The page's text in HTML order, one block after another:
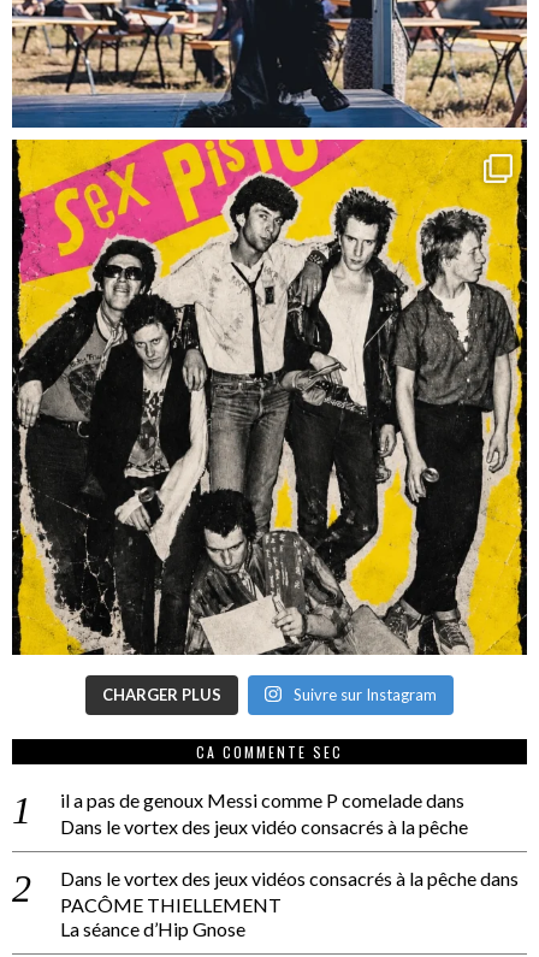
CHARGER PLUS Suivre sur Instagram
CA COMMENTE SEC
il a pas de genoux Messi comme P comeladedans
Dans le vortex des jeux vidéo consacrés à la pêche
Dans le vortex des jeux vidéos consacrés à la pêchedans
PACÔME THIELLEMENT
La séance d’Hip Gnose